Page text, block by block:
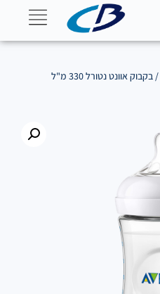
/ בקבוק אוונט נטורל 330 מ"ל